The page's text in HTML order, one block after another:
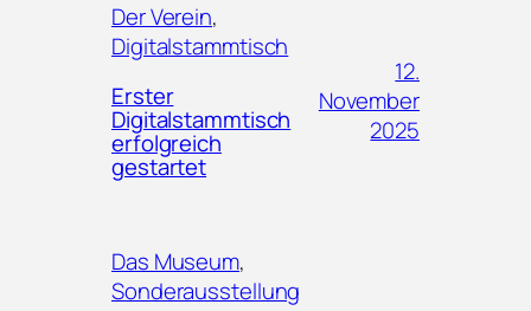
Der Verein
Digitalstammtisch
Erster
Digitalstammtisch
erfolgreich
gestartet
12.
November
2025
Das Museum
Sonderausstellung